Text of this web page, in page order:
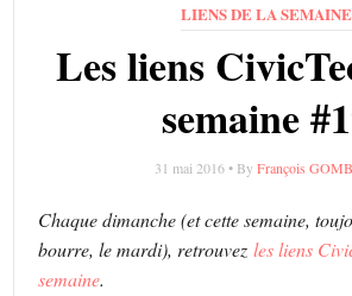
LIENS DE LA SEMAINE
Les liens
semaine
31 mai 2016 • By François
Chaque dimanche (et cette semaine,
bourre, le mardi), retrouvezles liens
semaine.